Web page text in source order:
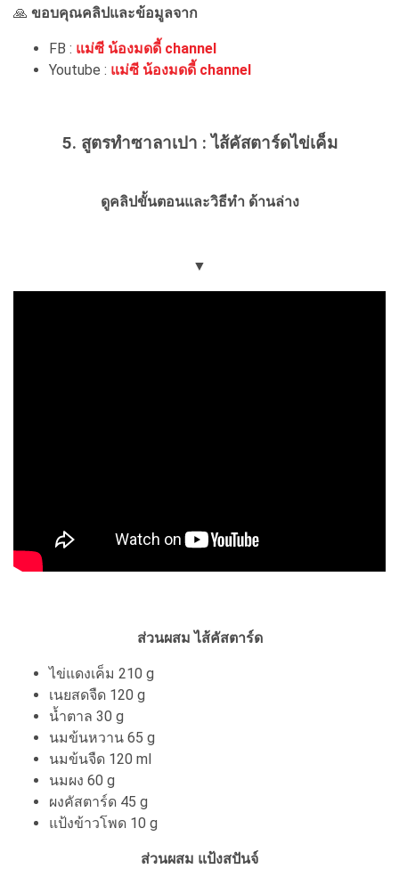
🙏 ขอบคุณคลิปและข้อมูลจาก
FB : แม่ซี น้องมดดี้ channel
Youtube : แม่ซี น้องมดดี้ channel
5. สูตรทำซาลาเปา : ไส้คัสตาร์ดไข่เค็ม
ดูคลิปขั้นตอนและวิธีทำ ด้านล่าง
▼
ส่วนผสม ไส้คัสตาร์ด
ไข่แดงเค็ม 210 g
เนยสดจืด 120 g
น้ำตาล 30 g
นมข้นหวาน 65 g
นมข้นจืด 120 ml
นมผง 60 g
ผงคัสตาร์ด 45 g
แป้งข้าวโพด 10 g
ส่วนผสม แป้งสปันจ์